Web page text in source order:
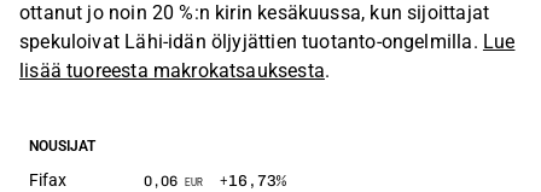
ottanut jo noin 20 %:n kirin kesäkuussa, kun sijoittajat
spekuloivat Lähi-idän öljyjättien tuotanto-ongelmilla. Lue
lisää tuoreesta makrokatsauksesta.
NOUSIJAT
Fifax 0,06 EUR +16,73%